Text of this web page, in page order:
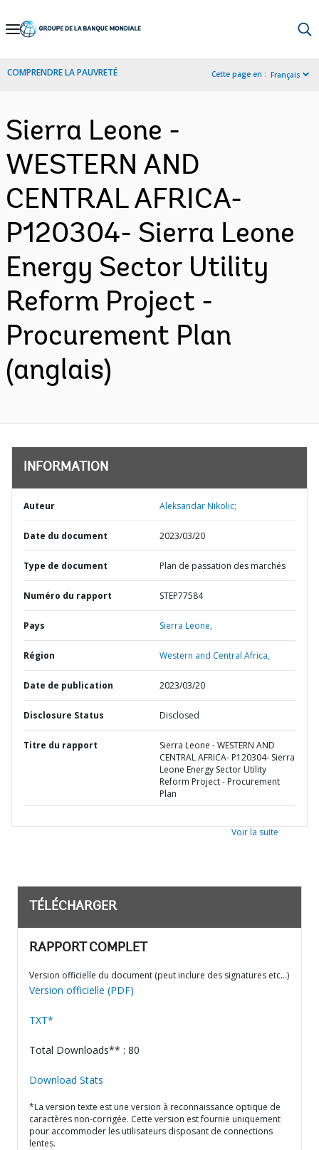
Skip
Navigation
COMPRENDRE LA PAUVRETÉ Cette page en : Français
Sierra Leone -
WESTERN AND
CENTRAL AFRICA-
P120304- Sierra Leone
Energy Sector Utility
Reform Project -
Procurement Plan
(anglais)
INFORMATION
Auteur Aleksandar Nikolic;
Date du document 2023/03/20
Type de document Plan de passation des marchés
Numéro du rapport STEP77584
Pays Sierra Leone,
Région Western and Central Africa,
Date de publication 2023/03/20
Disclosure Status Disclosed
Titre du rapport
Sierra Leone - WESTERN AND
CENTRAL AFRICA- P120304- Sierra
Leone Energy Sector Utility
Reform Project - Procurement
Plan
Voir la suite
TÉLÉCHARGER
RAPPORT COMPLET
Version officielle du document (peut inclure des signatures etc…)
Version officielle (PDF)
TXT*
Total Downloads** : 80
Download Stats
*La version texte est une version à reconnaissance optique de
caractères non-corrigée. Cette version est fournie uniquement
pour accommoder les utilisateurs disposant de connections
lentes.